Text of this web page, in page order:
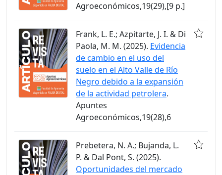
Agroeconómicos,19(29),[9 p.]
Frank, L. E.; Azpitarte, J. I. & Di
Paola, M. M. (2025). Evidencia
de cambio en el uso del
suelo en el Alto Valle de Río
Negro debido a la expansión
de la actividad petrolera.
Apuntes
Agroeconómicos,19(28),6
Prebetera, N. A.; Bujanda, L.
P. & Dal Pont, S. (2025).
Oportunidades del mercado